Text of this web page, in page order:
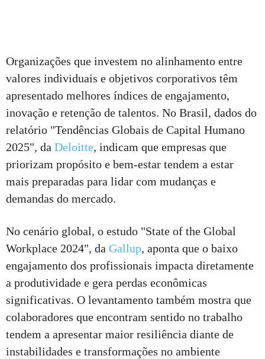
Organizações que investem no alinhamento entre
valores individuais e objetivos corporativos têm
apresentado melhores índices de engajamento,
inovação e retenção de talentos. No Brasil, dados do
relatório "Tendências Globais de Capital Humano
2025", da Deloitte, indicam que empresas que
priorizam propósito e bem-estar tendem a estar
mais preparadas para lidar com mudanças e
demandas do mercado.
No cenário global, o estudo "State of the Global
Workplace 2024", da Gallup, aponta que o baixo
engajamento dos profissionais impacta diretamente
a produtividade e gera perdas econômicas
significativas. O levantamento também mostra que
colaboradores que encontram sentido no trabalho
tendem a apresentar maior resiliência diante de
instabilidades e transformações no ambiente